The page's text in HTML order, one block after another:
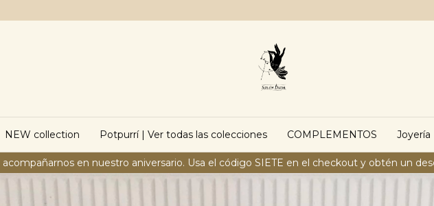
acompañarnos en nuestro aniversario. Usa el código SIETE en el checkout y obtén un
NEW collection Potpurrí | Ver todas las colecciones COMPLEMENTOS Joyería